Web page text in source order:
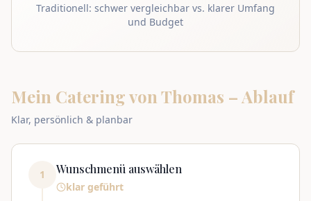
Traditionell: schwer vergleichbar vs. klarer Umfang
und Budget
Mein Catering von Thomas – Ablauf
Klar, persönlich & planbar
1 Wunschmenü auswählen
klar geführt